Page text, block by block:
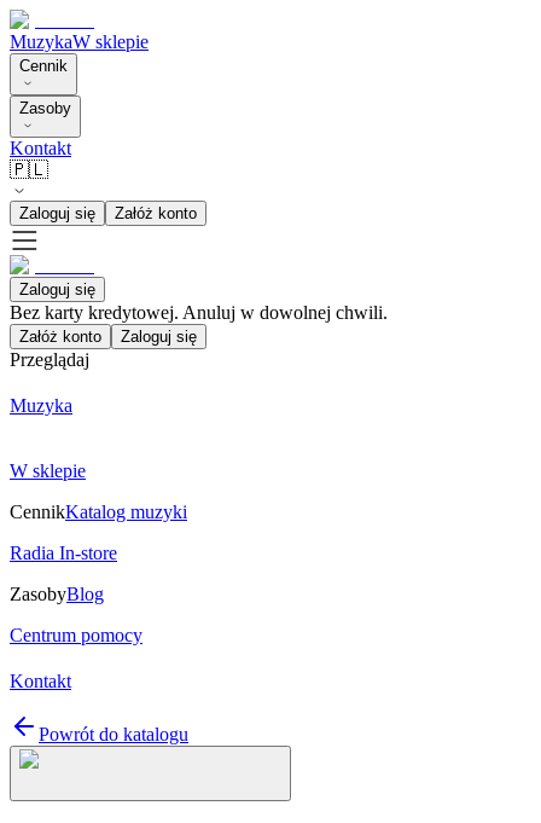
MuzykaW sklepie
Cennik
Zasoby
Kontakt
🇵🇱
Zaloguj się Załóż konto
Zaloguj się
Bez karty kredytowej. Anuluj w dowolnej chwili.
Załóż konto Zaloguj się
Przeglądaj
Muzyka
W sklepie
CennikKatalog muzyki
Radia In-store
ZasobyBlog
Centrum pomocy
Kontakt
Powrót do katalogu